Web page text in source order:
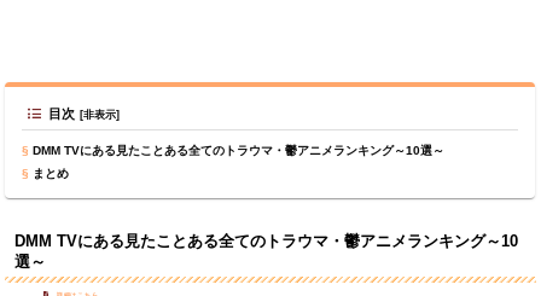
目次
DMM TVにある見たことある全てのトラウマ・鬱アニメランキング～10選～
まとめ
DMM TVにある見たことある全てのトラウマ・鬱アニメランキング～10
選～